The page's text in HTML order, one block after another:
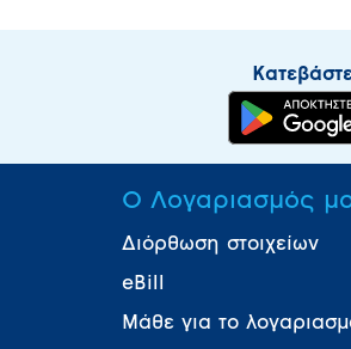
Ο Λογαριασμός
Διόρθωση στοιχείων
eBill
Μάθε για το